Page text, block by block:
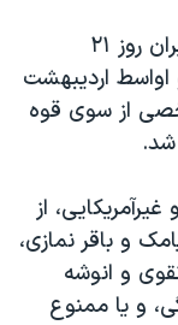
وی به‌ دنبال شیوع کرونا در زندان‌های ایران روز ۲۱
اردیبهشت
از سوی قوه
شد.
از
و باقر نمازی،
و انوشه
و یا ممنوع